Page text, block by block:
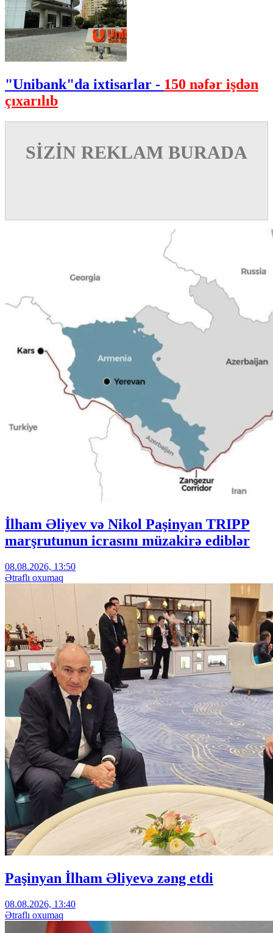
"Unibank"da ixtisarlar - 150 nəfər işdən
çıxarılıb
SİZİN REKLAM BURADA
İlham Əliyev və Nikol Paşinyan TRIPP
marşrutunun icrasını müzakirə ediblər
08.08.2026, 13:50
Ətraflı oxumaq
Paşinyan İlham Əliyevə zəng etdi
08.08.2026, 13:40
Ətraflı oxumaq